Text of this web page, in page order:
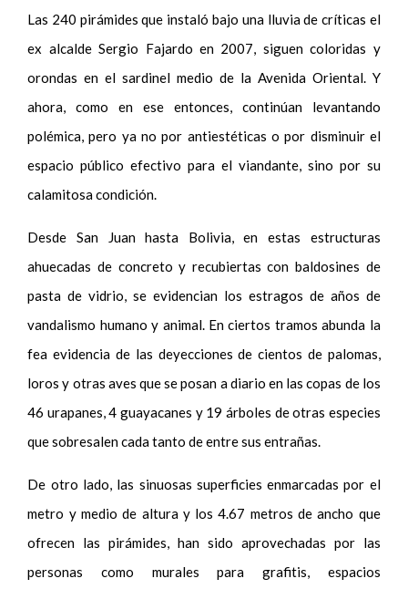
Las 240 pirámides que instaló bajo una lluvia de críticas el
ex alcalde Sergio Fajardo en 2007, siguen coloridas y
orondas en el sardinel medio de la Avenida Oriental. Y
ahora, como en ese entonces, continúan levantando
polémica, pero ya no por antiestéticas o por disminuir el
espacio público efectivo para el viandante, sino por su
calamitosa condición.
Desde San Juan hasta Bolivia, en estas estructuras
ahuecadas de concreto y recubiertas con baldosines de
pasta de vidrio, se evidencian los estragos de años de
vandalismo humano y animal. En ciertos tramos abunda la
fea evidencia de las deyecciones de cientos de palomas,
loros y otras aves que se posan a diario en las copas de los
46 urapanes, 4 guayacanes y 19 árboles de otras especies
que sobresalen cada tanto de entre sus entrañas.
De otro lado, las sinuosas superficies enmarcadas por el
metro y medio de altura y los 4.67 metros de ancho que
ofrecen las pirámides, han sido aprovechadas por las
personas como murales para grafitis, espacios